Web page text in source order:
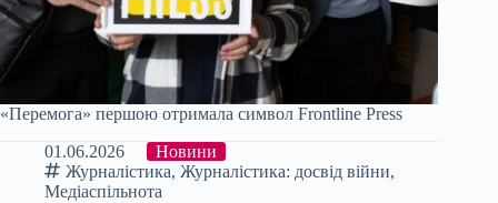
«Перемога» першою отримала символ Frontline Press
01.06.2026
Новини
Журналістика, Журналістика: досвід війни,
Медіаспільнота